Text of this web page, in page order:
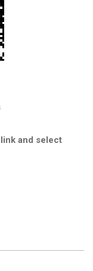
and select